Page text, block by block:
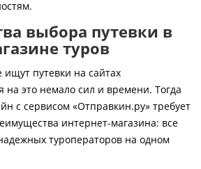
выбора путевки в
туров
путевки на сайтах
на это немало сил и времени. Тогда
с сервисом «Отправкин.ру» требует
интернет-магазина: все
туроператоров на одном